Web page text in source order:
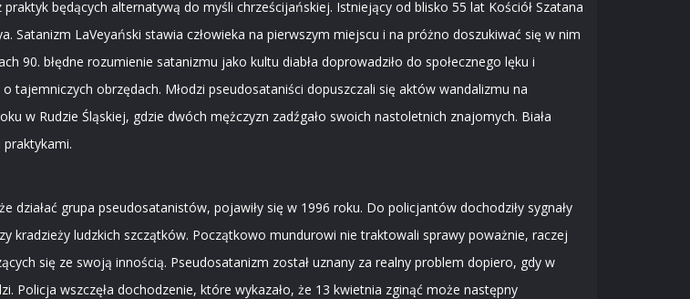
będących alternatywą do myśli chrześcijańskiej. Istniejący od blisko 55 lat Kościół Szatana
Satanizm LaVeyański stawia człowieka na pierwszym miejscu i na próżno doszukiwać się w nim
90. błędne rozumienie satanizmu jako kultu diabła doprowadziło do społecznego lęku i
tajemniczych obrzędach. Młodzi pseudosataniści dopuszczali się aktów wandalizmu na
w Rudzie Śląskiej, gdzie dwóch mężczyzn zadźgało swoich nastoletnich znajomych. Biała
grupa pseudosatanistów, pojawiły się w 1996 roku. Do policjantów dochodziły sygnały
kradzieży ludzkich szczątków. Początkowo mundurowi nie traktowali sprawy poważnie, raczej
się ze swoją innością. Pseudosatanizm został uznany za realny problem dopiero, gdy w
Policja wszczęła dochodzenie, które wykazało, że 13 kwietnia zginąć może następny